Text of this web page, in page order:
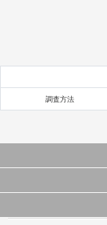
調査方法
当サイトで公開されてい
これらの情報を権利者の
当サイトに掲載している